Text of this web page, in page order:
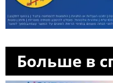
Больше в